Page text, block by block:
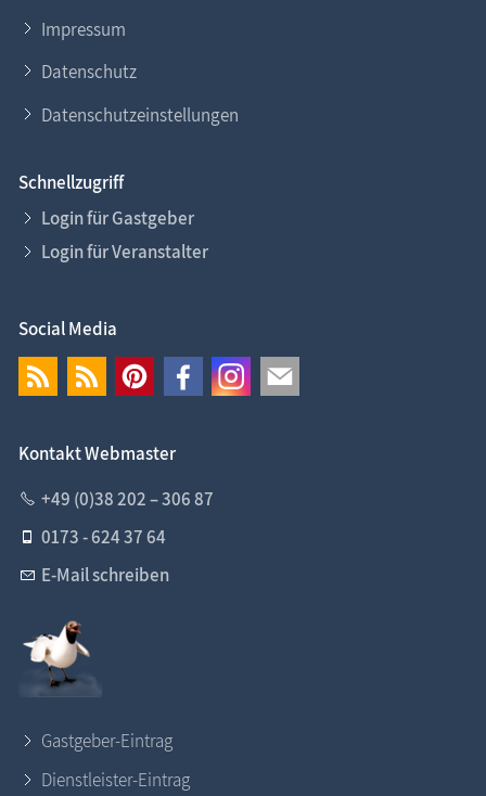
Impressum
Datenschutz
Datenschutzeinstellungen
Schnellzugriff
Login für Gastgeber
Login für Veranstalter
Social Media
Kontakt Webmaster
+49 (0)38 202 – 306 87
0173 - 624 37 64
E-Mail schreiben
Gastgeber-Eintrag
Dienstleister-Eintrag